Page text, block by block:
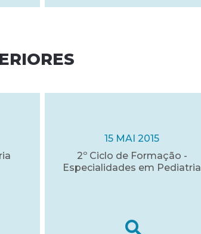
15 MAI 2015
2º Ciclo de Formação -
Especialidades em Pediatria